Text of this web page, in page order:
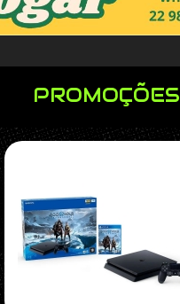
PROMOÇÕES